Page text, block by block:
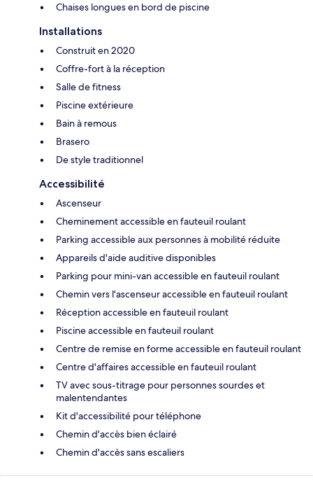
Chaises longues en bord de piscine
Installations
Construit en 2020
Coffre-fort à la réception
Salle de fitness
Piscine extérieure
Bain à remous
Brasero
De style traditionnel
Accessibilité
Ascenseur
Cheminement accessible en fauteuil roulant
Parking accessible aux personnes à mobilité réduite
Appareils d'aide auditive disponibles
Parking pour mini-van accessible en fauteuil roulant
Chemin vers l'ascenseur accessible en fauteuil roulant
Réception accessible en fauteuil roulant
Piscine accessible en fauteuil roulant
Centre de remise en forme accessible en fauteuil roulant
Centre d'affaires accessible en fauteuil roulant
TV avec sous-titrage pour personnes sourdes et
malentendantes
Kit d'accessibilité pour téléphone
Chemin d'accès bien éclairé
Chemin d'accès sans escaliers